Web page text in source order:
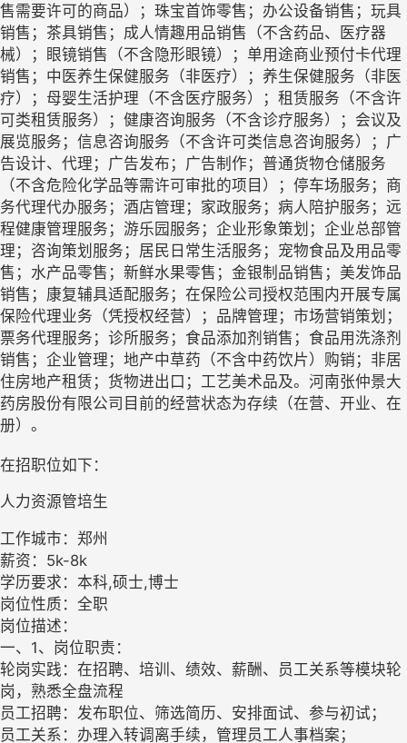
售需要许可的商品）；珠宝首饰零售；办公设备销售；玩具
销售；茶具销售；成人情趣用品销售（不含药品、医疗器
械）；眼镜销售（不含隐形眼镜）；单用途商业预付卡代理
销售；中医养生保健服务（非医疗）；养生保健服务（非医
疗）；母婴生活护理（不含医疗服务）；租赁服务（不含许
可类租赁服务）；健康咨询服务（不含诊疗服务）；会议及
展览服务；信息咨询服务（不含许可类信息咨询服务）；广
告设计、代理；广告发布；广告制作；普通货物仓储服务
（不含危险化学品等需许可审批的项目）；停车场服务；商
务代理代办服务；酒店管理；家政服务；病人陪护服务；远
程健康管理服务；游乐园服务；企业形象策划；企业总部管
理；咨询策划服务；居民日常生活服务；宠物食品及用品零
售；水产品零售；新鲜水果零售；金银制品销售；美发饰品
销售；康复辅具适配服务；在保险公司授权范围内开展专属
保险代理业务（凭授权经营）；品牌管理；市场营销策划；
票务代理服务；诊所服务；食品添加剂销售；食品用洗涤剂
销售；企业管理；地产中草药（不含中药饮片）购销；非居
住房地产租赁；货物进出口；工艺美术品及。河南张仲景大
药房股份有限公司目前的经营状态为存续（在营、开业、在
册）。
在招职位如下：
人力资源管培生
工作城市：郑州
薪资：5k-8k
学历要求：本科,硕士,博士
岗位性质：全职
岗位描述：
一、1、岗位职责：
轮岗实践：在招聘、培训、绩效、薪酬、员工关系等模块轮
岗，熟悉全盘流程
员工招聘：发布职位、筛选简历、安排面试、参与初试；
员工关系：办理入转调离手续，管理员工人事档案；